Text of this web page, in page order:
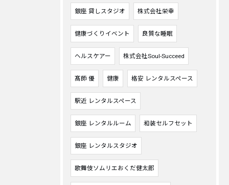
銀座 貸しスタジオ 株式会社栄幸
健康づくりイベント 良質な睡眠
ヘルスケアー 株式会社Soul-Succeed
髙師 優 健康 格安 レンタルスペース
駅近 レンタルスペース
銀座 レンタルルーム 和装セルフセット
銀座 レンタルスタジオ
歌舞伎ソムリエおくだ健太郎